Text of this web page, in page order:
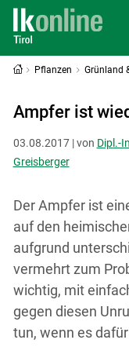
Pflanzen Grünland
Ampfer ist
03.08.2017 | von Dipl.-
Greisberger
Der Ampfer ist
auf den
aufgrund
vermehrt zum
wichtig, mit
gegen diesen
tun, wenn es